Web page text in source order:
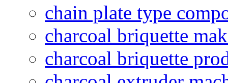
chain plate type
charcoal briquette
charcoal briquette